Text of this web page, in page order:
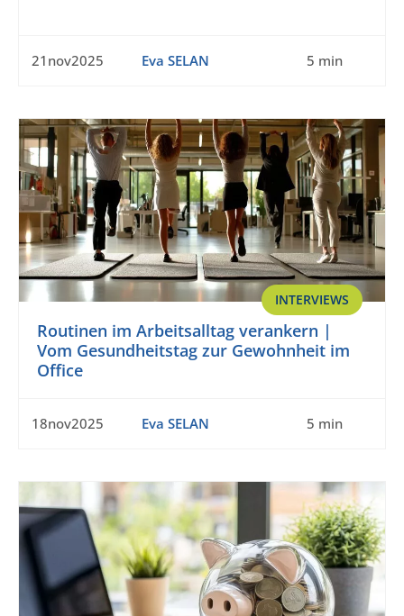
21nov2025 Eva SELAN 5 min
INTERVIEWS
Routinen im Arbeitsalltag verankern |
Vom Gesundheitstag zur Gewohnheit im
Office
18nov2025 Eva SELAN 5 min